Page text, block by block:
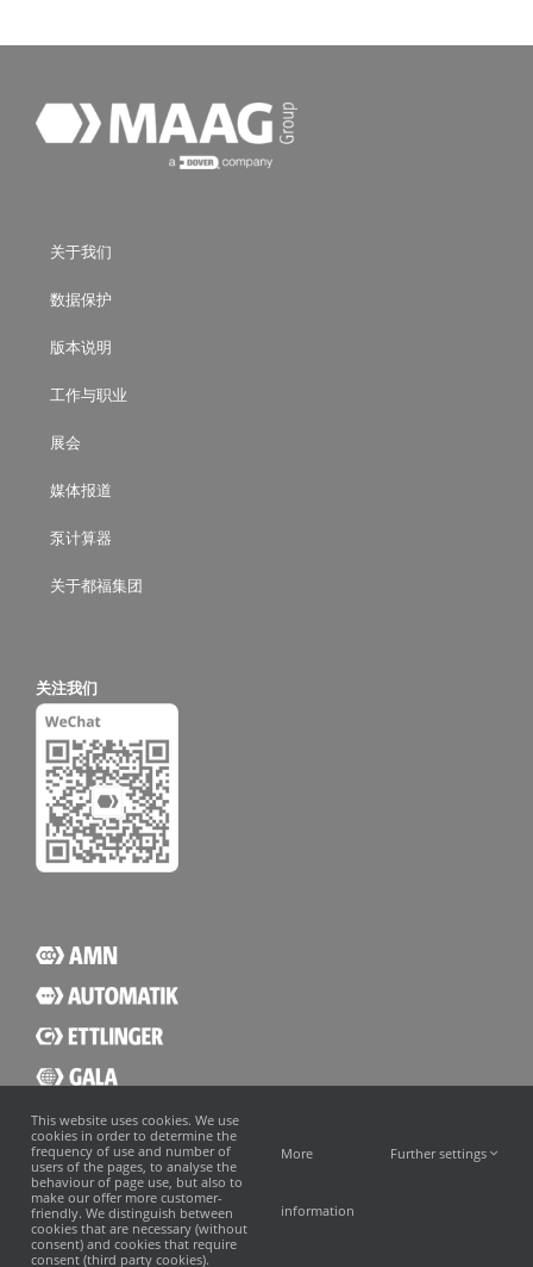
关于我们
数据保护
版本说明
工作与职业
展会
媒体报道
泵计算器
关于都福集团
关注我们
This website uses cookies. We use
cookies in order to determine the
frequency of use and number of
users of the pages, to analyse the
behaviour of page use, but also to
make our offer more customer-
friendly. We distinguish between
cookies that are necessary (without
consent) and cookies that require
consent (third party cookies).
More
information
Further settings